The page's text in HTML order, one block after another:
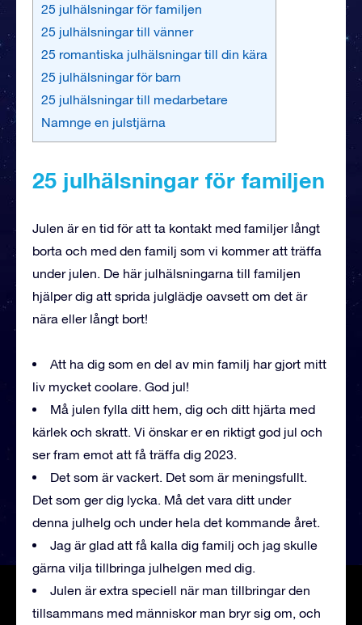
25 julhälsningar för familjen
25 julhälsningar till vänner
25 romantiska julhälsningar till din kära
25 julhälsningar för barn
25 julhälsningar till medarbetare
Namnge en julstjärna
25 julhälsningar för familjen
Julen är en tid för att ta kontakt med familjer långt
borta och med den familj som vi kommer att träffa
under julen. De här julhälsningarna till familjen
hjälper dig att sprida julglädje oavsett om det är
nära eller långt bort!
Att ha dig som en del av min familj har gjort mitt
liv mycket coolare. God jul!
Må julen fylla ditt hem, dig och ditt hjärta med
kärlek och skratt. Vi önskar er en riktigt god jul och
ser fram emot att få träffa dig 2023.
Det som är vackert. Det som är meningsfullt.
Det som ger dig lycka. Må det vara ditt under
denna julhelg och under hela det kommande året.
Jag är glad att få kalla dig familj och jag skulle
gärna vilja tillbringa julhelgen med dig.
Julen är extra speciell när man tillbringar den
tillsammans med människor man bryr sig om, och